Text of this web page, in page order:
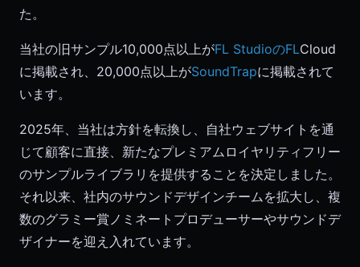
た。
当社の旧サンプル10,000点以上がFL StudioのFLCloud
に掲載され、20,000点以上がSoundTrapに掲載されて
います。
2025年、当社は方針を転換し、自社ウェブサイトを通
じて顧客に直接、新たなプレミアムロイヤリティフリー
のサンプルライブラリを提供することを決定しました。
それ以来、社内のサウンドデザインチームを拡大し、複
数のグラミー賞ノミネートプロデューサーやサウンドデ
ザイナーを迎え入れています。